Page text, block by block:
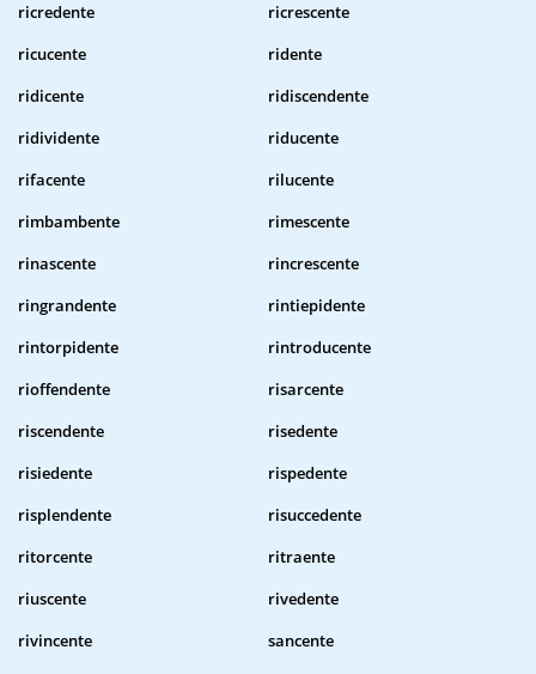
ricredente
ricrescente
ricucente
ridente
ridicente
ridiscendente
ridividente
riducente
rifacente
rilucente
rimbambente
rimescente
rinascente
rincrescente
ringrandente
rintiepidente
rintorpidente
rintroducente
rioffendente
risarcente
riscendente
risedente
risiedente
rispedente
risplendente
risuccedente
ritorcente
ritraente
riuscente
rivedente
rivincente
sancente